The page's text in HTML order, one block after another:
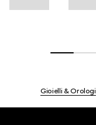
Gioielli & Orologi